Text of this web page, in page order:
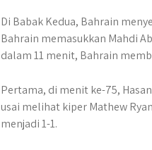
Di Babak Kedua, Bahrain
Bahrain memasukkan Mahdi
dalam 11 menit, Bahrain
Pertama, di menit ke-75,
usai melihat kiper Mathew
menjadi 1-1.